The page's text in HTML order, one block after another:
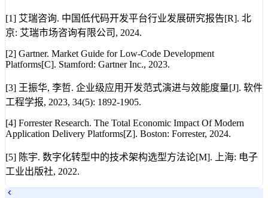
[1] 艾瑞咨询. 中国低代码开发平台行业发展研究报告[R]. 北
京: 艾瑞市场咨询有限公司, 2024.
[2] Gartner. Market Guide for Low-Code Development
Platforms[C]. Stamford: Gartner Inc., 2023.
[3] 王振华, 李哲. 企业级应用开发范式演进与效能度量[J]. 软件
工程学报, 2023, 34(5): 1892-1905.
[4] Forrester Research. The Total Economic Impact Of Modern
Application Delivery Platforms[Z]. Boston: Forrester, 2024.
[5] 陈宇. 数字化转型中的技术架构选型方法论[M]. 上海: 电子
工业出版社, 2022.